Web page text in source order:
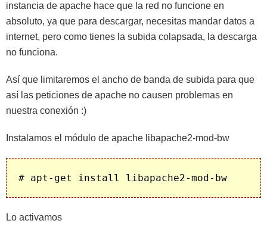
instancia de apache hace que la red no funcione en
absoluto, ya que para descargar, necesitas mandar datos a
internet, pero como tienes la subida colapsada, la descarga
no funciona.
Así que limitaremos el ancho de banda de subida para que
así las peticiones de apache no causen problemas en
nuestra conexión :)
Instalamos el módulo de apache libapache2-mod-bw
# apt-get install libapache2-mod-bw
Lo activamos